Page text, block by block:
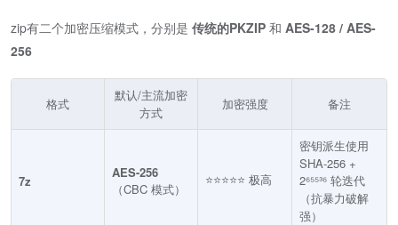
zip有二个加密压缩模式，分别是 传统的PKZIP 和 AES-128 / AES-
256
格式
默认/主流加密
方式
加密强度 备注
7z
AES-256
（CBC 模式）
⭐⭐⭐⭐⭐ 极高
密钥派生使用
SHA-256 +
2⁶⁵⁵³⁶ 轮迭代
（抗暴力破解
强）